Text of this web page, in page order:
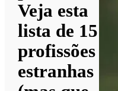
Veja esta
lista de 15
profissões
estranhas